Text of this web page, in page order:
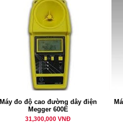
Máy đo độ cao đường dây điện
Megger 600E
31,300,000 VNĐ